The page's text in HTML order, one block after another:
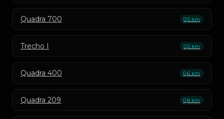
Quadra 700 0,5 km
Trecho I 0,5 km
Quadra 400 0,6 km
Quadra 209 0,8 km